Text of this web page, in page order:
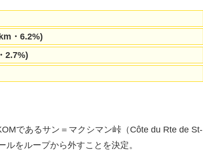
・6.2%)
2.7%)
であるサン＝マクシマン峠（Côte du Rte de St-
をループから外すことを決定。